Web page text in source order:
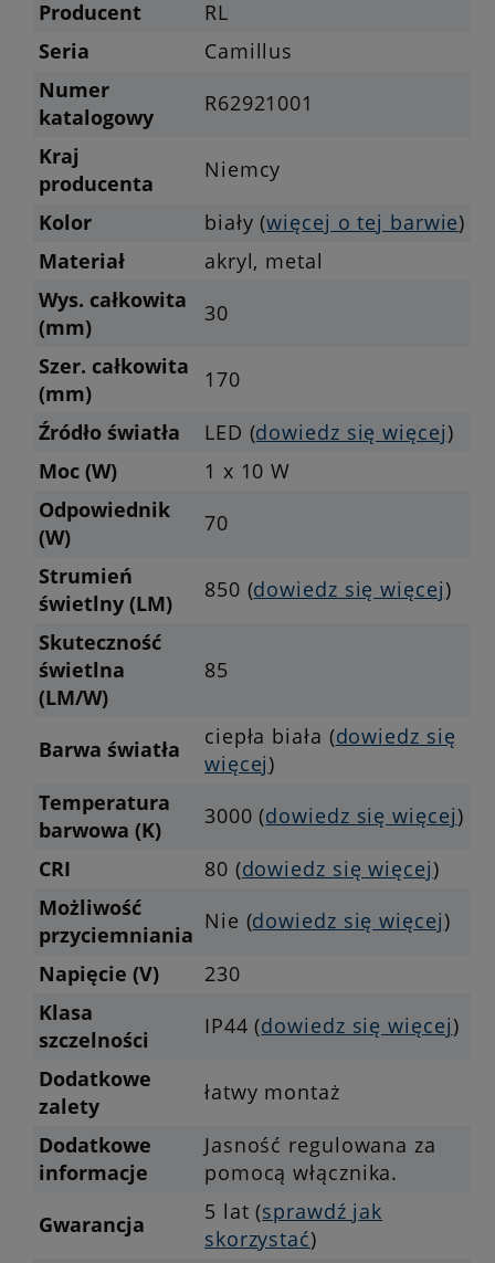
Producent
RL
Seria
Camillus
Numer
katalogowy
R62921001
Kraj
producenta
Niemcy
Kolor
biały (więcej o tej barwie)
Materiał
akryl, metal
Wys. całkowita
(mm)
30
Szer. całkowita
(mm)
170
Źródło światła
LED (dowiedz się więcej)
Moc (W)
1 x 10 W
Odpowiednik
(W)
70
Strumień
świetlny (LM)
850 (dowiedz się więcej)
Skuteczność
świetlna
(LM/W)
85
Barwa światła ciepła biała (dowiedz się
więcej)
Temperatura
barwowa (K)
3000 (dowiedz się więcej)
CRI
80 (dowiedz się więcej)
Możliwość
przyciemniania
Nie (dowiedz się więcej)
Napięcie (V)
230
Klasa
szczelności
IP44 (dowiedz się więcej)
Dodatkowe
zalety
łatwy montaż
Dodatkowe
informacje
Jasność regulowana za
pomocą włącznika.
Gwarancja
5 lat (sprawdź jak
skorzystać)